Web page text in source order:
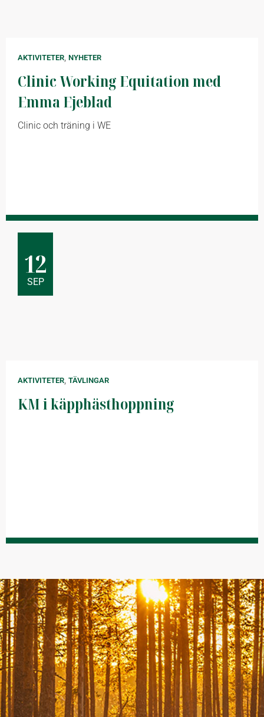
AKTIVITETER NYHETER
Clinic Working Equitation med
Emma Ejeblad
Clinic och träning i WE
12
SEP
AKTIVITETER TÄVLINGAR
KM i käpphästhoppning